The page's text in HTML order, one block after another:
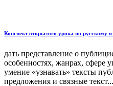
Конспект открытого урока по русскому
дать представление о
особенностях, жанрах, сфере
умение «узнавать» тексты
предложения и связные текст...